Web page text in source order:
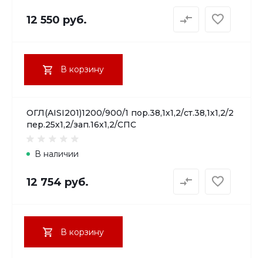
12 550 руб.
В корзину
ОГЛ(AISI201)1200/900/1 пор.38,1х1,2/ст.38,1х1,2/2
пер.25х1,2/зап.16х1,2/СПС
В наличии
12 754 руб.
В корзину